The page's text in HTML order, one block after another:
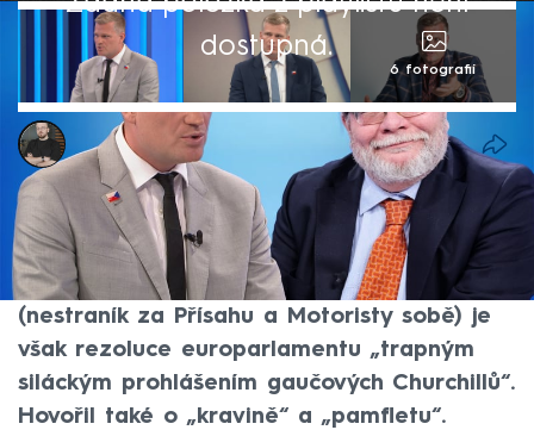
dostupná.
6 fotografií
Marek Pausz
22. zář 2024, 10:36
Europoslanci podpořili návrh, který umožní
Ukrajině útočit na ruské území západními
zbraněmi. Podle europoslance Filipa Turka
(nestraník za Přísahu a Motoristy sobě) je
však rezoluce europarlamentu „trapným
siláckým prohlášením gaučových Churchillů“.
Hovořil také o „kravině“ a „pamfletu“.